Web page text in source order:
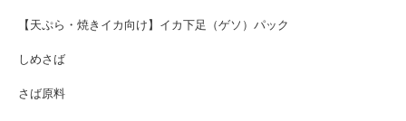
【天ぷら・焼きイカ向け】イカ下足（ゲソ）パック
しめさば
さば原料